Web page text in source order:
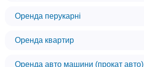
Оренда перукарні
Оренда квартир
Оренда авто машини (прокат авто)